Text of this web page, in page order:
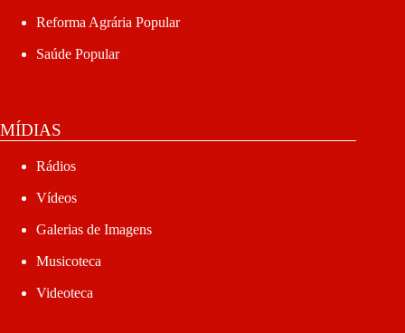
Reforma Agrária Popular
Saúde Popular
MÍDIAS
Rádios
Vídeos
Galerias de Imagens
Musicoteca
Videoteca